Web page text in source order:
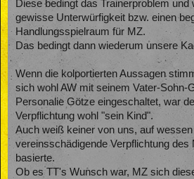
Diese bedingt das Trainerproblem und
gewisse Unterwürfigkeit bzw. einen
Handlungsspielraum für MZ.
Das bedingt dann wiederum unsere
Wenn die kolportierten Aussagen
sich wohl AW mit seinem Vater-Sohn-
Personalie Götze eingeschaltet, war
Verpflichtung wohl "sein Kind".
Auch weiß keiner von uns, auf
vereinsschädigende Verpflichtung des
basierte.
Ob es TT's Wunsch war, MZ sich